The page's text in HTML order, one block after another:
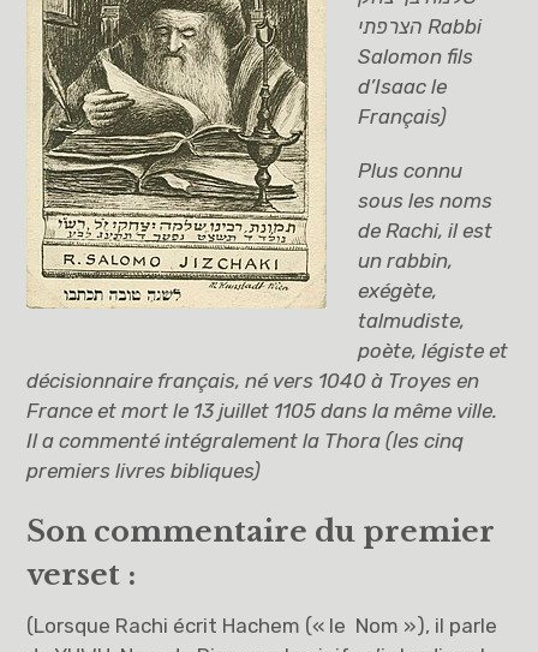
הצרפתי Rabbi
Salomon fils
d’Isaac le
Français)
Plus connu
sous les noms
de Rachi, il est
un rabbin,
exégète,
talmudiste,
poète, légiste et
décisionnaire français, né vers 1040 à Troyes en
France et mort le 13 juillet 1105 dans la même ville.
Il a commenté intégralement la Thora (les cinq
premiers livres bibliques)
Son commentaire du premier
verset :
(Lorsque Rachi écrit Hachem (« le Nom »), il parle